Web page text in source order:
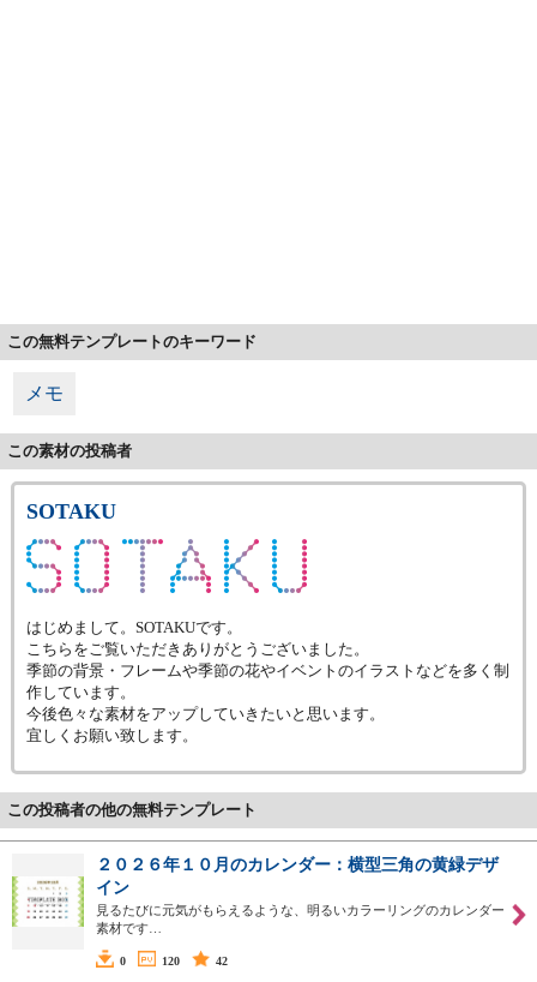
この無料テンプレートのキーワード
メモ
この素材の投稿者
SOTAKU
はじめまして。SOTAKUです。
こちらをご覧いただきありがとうございました。
季節の背景・フレームや季節の花やイベントのイラストなどを多く制
作しています。
今後色々な素材をアップしていきたいと思います。
宜しくお願い致します。
この投稿者の他の無料テンプレート
２０２６年１０月のカレンダー：横型三角の黄緑デザ
イン
見るたびに元気がもらえるような、明るいカラーリングのカレンダー
素材です…
0 120 42